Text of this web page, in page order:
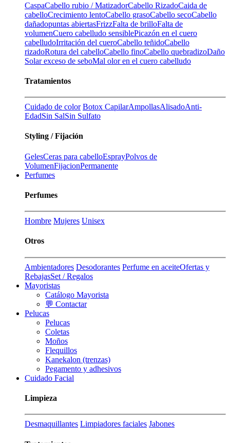
CaspaCabello rubio / MatizadorCabello RizadoCaida de
cabelloCrecimiento lentoCabello grasoCabello secoCabello
dañadopuntas abiertasFrizzFalta de brilloFalta de
volumenCuero cabelludo sensiblePicazón en el cuero
cabelludoIrritación del cueroCabello teñidoCabello
rizadoRotura del cabelloCabello finoCabello quebradizoDaño
Solarexceso de seboMal olor en el cuero cabelludo
Tratamientos
Cuidado de color Botox CapilarAmpollasAlisadoAnti-
EdadSin SalSin Sulfato
Styling / Fijación
GelesCeras para cabelloEsprayPolvos de
VolumenFijacionPermanente
Perfumes
Perfumes
Hombre Mujeres Unisex
Otros
Ambientadores Desodorantes Perfume en aceiteOfertas y
RebajasSet / Regalos
Mayoristas
Catálogo Mayorista
💬 Contactar
Pelucas
Pelucas
Coletas
Moños
Flequillos
Kanekalon (trenzas)
Pegamento y adhesivos
Cuidado Facial
Limpieza
Desmaquillantes Limpiadores faciales Jabones